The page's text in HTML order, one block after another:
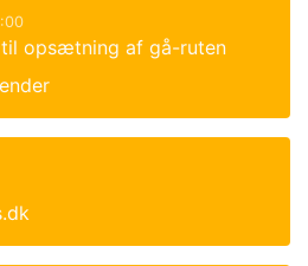
opsætning af gå-ruten